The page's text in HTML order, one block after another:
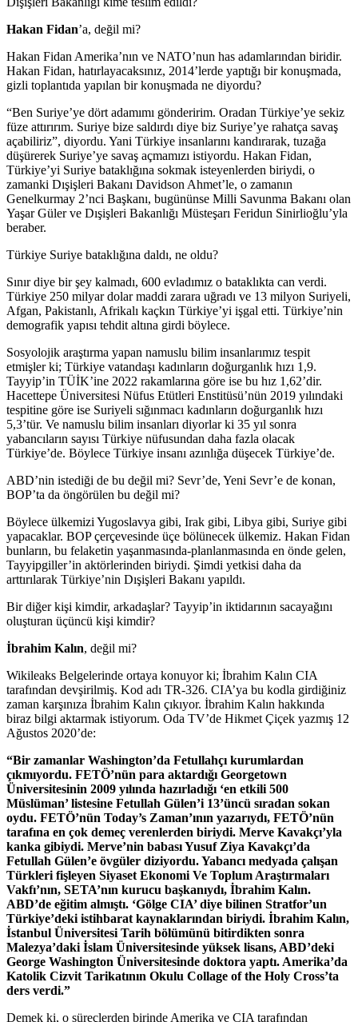
Hakan Fidan’a, değil mi?
Hakan Fidan Amerika’nın ve NATO’nun has adamlarından biridir.
Hakan Fidan, hatırlayacaksınız, 2014’lerde yaptığı bir konuşmada,
gizli toplantıda yapılan bir konuşmada ne diyordu?
“Ben Suriye’ye dört adamımı gönderirim. Oradan Türkiye’ye sekiz
füze attırırım. Suriye bize saldırdı diye biz Suriye’ye rahatça savaş
açabiliriz”, diyordu. Yani Türkiye insanlarını kandırarak, tuzağa
düşürerek Suriye’ye savaş açmamızı istiyordu. Hakan Fidan,
Türkiye’yi Suriye bataklığına sokmak isteyenlerden biriydi, o
zamanki Dışişleri Bakanı Davidson Ahmet’le, o zamanın
Genelkurmay 2’nci Başkanı, bugününse Milli Savunma Bakanı olan
Yaşar Güler ve Dışişleri Bakanlığı Müsteşarı Feridun Sinirlioğlu’yla
beraber.
Türkiye Suriye bataklığına daldı, ne oldu?
Sınır diye bir şey kalmadı, 600 evladımız o bataklıkta can verdi.
Türkiye 250 milyar dolar maddi zarara uğradı ve 13 milyon Suriyeli,
Afgan, Pakistanlı, Afrikalı kaçkın Türkiye’yi işgal etti. Türkiye’nin
demografik yapısı tehdit altına girdi böylece.
Sosyolojik araştırma yapan namuslu bilim insanlarımız tespit
etmişler ki; Türkiye vatandaşı kadınların doğurganlık hızı 1,9.
Tayyip’in TÜİK’ine 2022 rakamlarına göre ise bu hız 1,62’dir.
Hacettepe Üniversitesi Nüfus Etütleri Enstitüsü’nün 2019 yılındaki
tespitine göre ise Suriyeli sığınmacı kadınların doğurganlık hızı
5,3’tür. Ve namuslu bilim insanları diyorlar ki 35 yıl sonra
yabancıların sayısı Türkiye nüfusundan daha fazla olacak
Türkiye’de. Böylece Türkiye insanı azınlığa düşecek Türkiye’de.
ABD’nin istediği de bu değil mi? Sevr’de, Yeni Sevr’e de konan,
BOP’ta da öngörülen bu değil mi?
Böylece ülkemizi Yugoslavya gibi, Irak gibi, Libya gibi, Suriye gibi
yapacaklar. BOP çerçevesinde üçe bölünecek ülkemiz. Hakan Fidan
bunların, bu felaketin yaşanmasında-planlanmasında en önde gelen,
Tayyipgiller’in aktörlerinden biriydi. Şimdi yetkisi daha da
arttırılarak Türkiye’nin Dışişleri Bakanı yapıldı.
Bir diğer kişi kimdir, arkadaşlar? Tayyip’in iktidarının sacayağını
oluşturan üçüncü kişi kimdir?
İbrahim Kalın, değil mi?
Wikileaks Belgelerinde ortaya konuyor ki; İbrahim Kalın CIA
tarafından devşirilmiş. Kod adı TR-326. CIA’ya bu kodla girdiğiniz
zaman karşınıza İbrahim Kalın çıkıyor. İbrahim Kalın hakkında
biraz bilgi aktarmak istiyorum. Oda TV’de Hikmet Çiçek yazmış 12
Ağustos 2020’de:
“Bir zamanlar Washington’da Fetullahçı kurumlardan
çıkmıyordu. FETÖ’nün para aktardığı Georgetown
Üniversitesinin 2009 yılında hazırladığı ‘en etkili 500
Müslüman’ listesine Fetullah Gülen’i 13’üncü sıradan sokan
oydu. FETÖ’nün Today’s Zaman’ının yazarıydı, FETÖ’nün
tarafına en çok demeç verenlerden biriydi. Merve Kavakçı’yla
kanka gibiydi. Merve’nin babası Yusuf Ziya Kavakçı’da
Fetullah Gülen’e övgüler diziyordu. Yabancı medyada çalışan
Türkleri fişleyen Siyaset Ekonomi Ve Toplum Araştırmaları
Vakfı’nın, SETA’nın kurucu başkanıydı, İbrahim Kalın.
ABD’de eğitim almıştı. ‘Gölge CIA’ diye bilinen Stratfor’un
Türkiye’deki istihbarat kaynaklarından biriydi. İbrahim Kalın,
İstanbul Üniversitesi Tarih bölümünü bitirdikten sonra
Malezya’daki İslam Üniversitesinde yüksek lisans, ABD’deki
George Washington Üniversitesinde doktora yaptı. Amerika’da
Katolik Cizvit Tarikatının Okulu Collage of the Holy Cross’ta
ders verdi.”
Demek ki, o süreçlerden birinde Amerika ve CIA tarafından